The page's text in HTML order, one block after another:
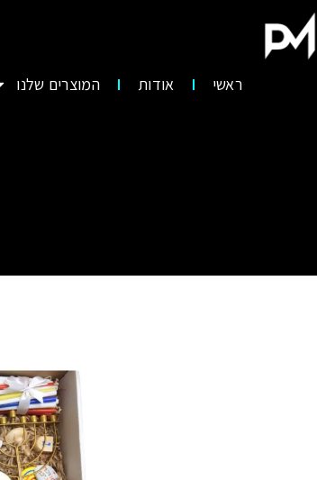
ראשי אודות המוצרים שלנו